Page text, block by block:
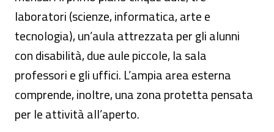
laboratori (scienze, informatica, arte e
tecnologia), un’aula attrezzata per gli alunni
con disabilità, due aule piccole, la sala
professori e gli uffici. L’ampia area esterna
comprende, inoltre, una zona protetta pensata
per le attività all’aperto.